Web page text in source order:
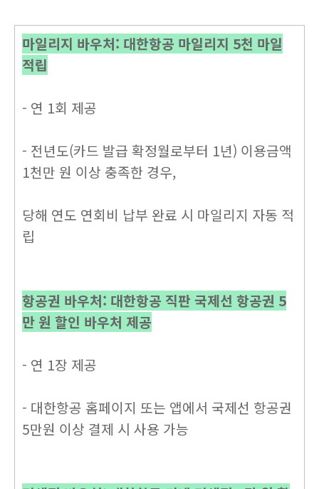
마일리지 바우처: 대한항공 마일리지 5천 마일
적립
- 연 1회 제공
- 전년도(카드 발급 확정월로부터 1년) 이용금액
1천만 원 이상 충족한 경우,
당해 연도 연회비 납부 완료 시 마일리지 자동 적
립
항공권 바우처: 대한항공 직판 국제선 항공권 5
만 원 할인 바우처 제공
- 연 1장 제공
- 대한항공 홈페이지 또는 앱에서 국제선 항공권
5만원 이상 결제 시 사용 가능